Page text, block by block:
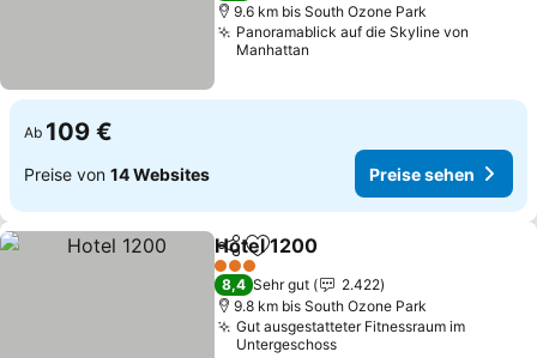
9.6 km bis South Ozone Park
Panoramablick auf die Skyline von
Manhattan
Ab 109 €
Preise von 14 Websites Preise sehen
TeilenZu Favoriten hinzufügen
Hotel 1200
3 Sterne
8,4 Sehr gut
2.422
9.8 km bis South Ozone Park
Gut ausgestatteter Fitnessraum im
Untergeschoss